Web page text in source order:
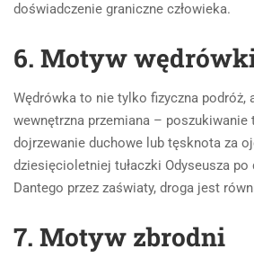
doświadczenie graniczne człowieka.
6. Motyw
Wędrówka to nie tylko fizyczna podróż,
wewnętrzna przemiana – poszukiwanie
dojrzewanie duchowe lub tęsknota za
dziesięcioletniej tułaczki Odyseusza
Dantego przez zaświaty, droga jest
7. Motyw zbrodni